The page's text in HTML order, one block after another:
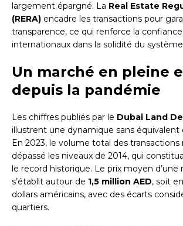
largement épargné. La Real Estate
(RERA) encadre les transactions pour
transparence, ce qui renforce la
internationaux dans la solidité du
Un marché en pleine
depuis la pandémie
Les chiffres publiés par le Dubai Land
illustrent une dynamique sans équivalent
En 2023, le volume total des transactions
dépassé les niveaux de 2014, qui
le record historique. Le prix moyen d’une
s’établit autour de 1,5 million AED, soit
dollars américains, avec des écarts
quartiers.